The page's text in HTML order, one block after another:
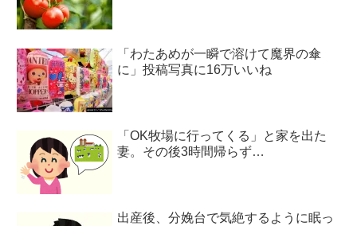
「わたあめが一瞬で溶けて魔界の傘
に」投稿写真に16万いいね
「OK牧場に行ってくる」と家を出た
妻。その後3時間帰らず…
出産後、分娩台で気絶するように眠っ